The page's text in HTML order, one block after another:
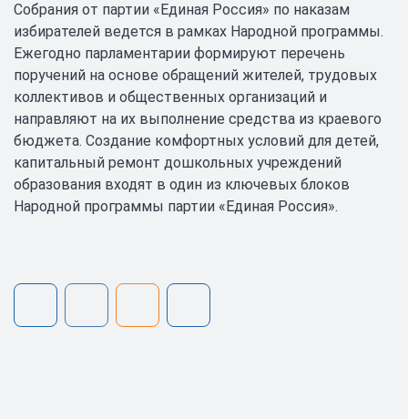
Собрания от партии «Единая Россия» по наказам
избирателей ведется в рамках Народной программы.
Ежегодно парламентарии формируют перечень
поручений на основе обращений жителей, трудовых
коллективов и общественных организаций и
направляют на их выполнение средства из краевого
бюджета. Создание комфортных условий для детей,
капитальный ремонт дошкольных учреждений
образования входят в один из ключевых блоков
Народной программы партии «Единая Россия».